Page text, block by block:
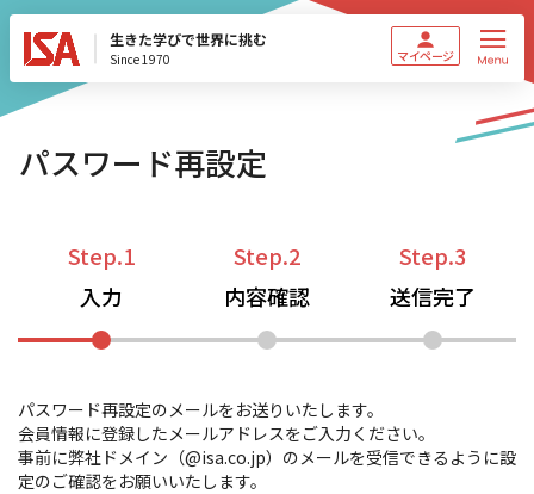
生きた学びで世界に挑む
Since 1970 マイページ
パスワード再設定
Step.1
入力
Step.2
内容確認
Step.3
送信完了
パスワード再設定のメールをお送りいたします。
会員情報に登録したメールアドレスをご入力ください。
事前に弊社ドメイン（@isa.co.jp）のメールを受信できるように設
定のご確認をお願いいたします。